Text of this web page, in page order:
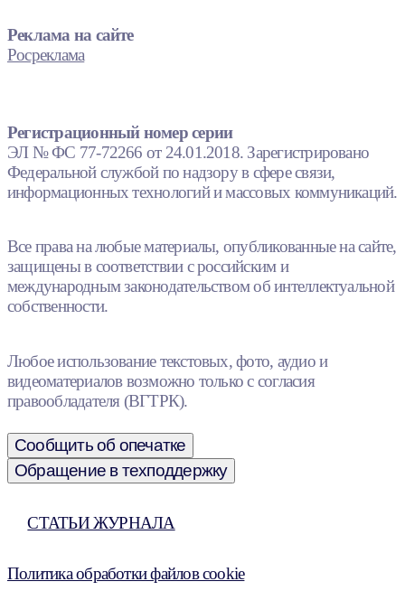
Реклама на сайте
Росреклама
Регистрационный номер серии
ЭЛ № ФС 77-72266 от 24.01.2018. Зарегистрировано
Федеральной службой по надзору в сфере связи,
информационных технологий и массовых коммуникаций.
Все права на любые материалы, опубликованные на сайте,
защищены в соответствии с российским и
международным законодательством об интеллектуальной
собственности.
Любое использование текстовых, фото, аудио и
видеоматериалов возможно только с согласия
правообладателя (ВГТРК).
Сообщить об опечатке
Обращение в техподдержку
СТАТЬИ ЖУРНАЛА
Политика обработки файлов cookie